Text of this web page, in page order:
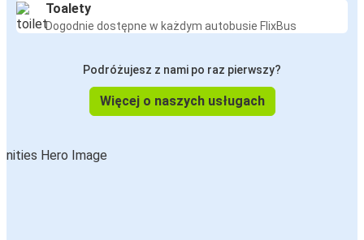
Toalety
Dogodnie dostępne w każdym autobusie FlixBus
Podróżujesz z nami po raz pierwszy?
Więcej o naszych usługach